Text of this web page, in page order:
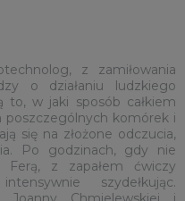
z zamiłowania
o działaniu ludzkiego
to, w jaki sposób całkiem
poszczególnych komórek i
się na złożone odczucia,
Po godzinach, gdy nie
Ferą, z zapałem ćwiczy
szydełkując.